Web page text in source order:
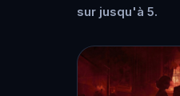
sur jusqu'à 5.